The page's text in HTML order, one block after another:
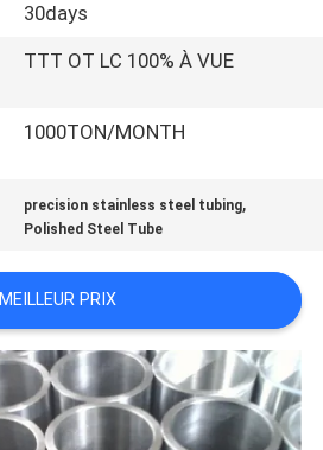
30days
TTT OT LC 100% À VUE
1000TON/MONTH
precision stainless steel tubing,
Polished Steel Tube
MEILLEUR PRIX